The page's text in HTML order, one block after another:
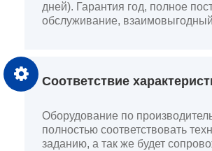
дней). Гарантия год, полное
обслуживание, взаимовыгодный
Соответствие
Оборудование по
полностью соответствовать
заданию, а так же будет